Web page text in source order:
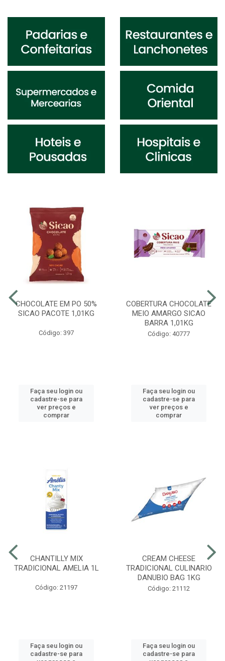
CHOCOLATE EM PO 50%
SICAO PACOTE 1,01KG
Código: 397
Faça seu login ou
cadastre-se para
ver preços e
comprar
COBERTURA CHOCOLATE
MEIO AMARGO SICAO
BARRA 1,01KG
Código: 40777
Faça seu login ou
cadastre-se para
ver preços e
comprar
CHANTILLY MIX
TRADICIONAL AMELIA 1L
Código: 21197
Faça seu login ou
cadastre-se para
CREAM CHEESE
TRADICIONAL CULINARIO
DANUBIO BAG 1KG
Código: 21112
Faça seu login ou
cadastre-se para